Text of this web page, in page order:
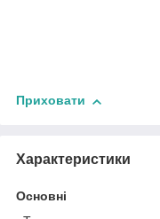
Приховати
Характеристики
Основні